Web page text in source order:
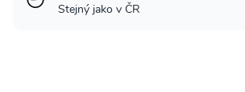
Stejný jako v ČR